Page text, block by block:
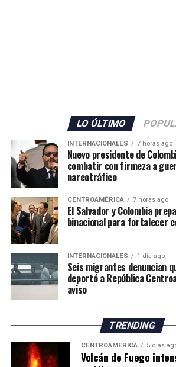
LO ÚLTIMO
INTERNACIONALES 7 horas ago
Nuevo presidente de
combatir con firmeza a
narcotráfico
CENTROAMÉRICA 7 horas ago
El Salvador y Colombia
binacional para fortalecer
INTERNACIONALES 1 día ago
Seis migrantes denuncian
deportó a República
aviso
TRENDING
CENTROAMÉRICA 5 días
Volcán de Fuego